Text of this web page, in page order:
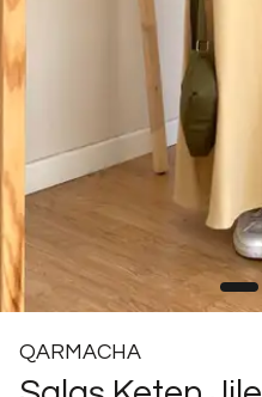
QARMACHA